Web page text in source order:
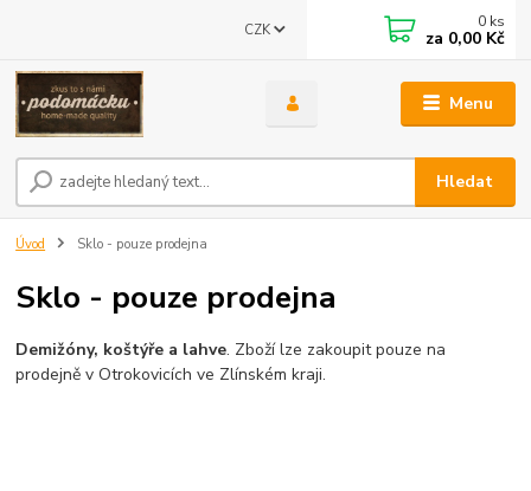
Menu
CZK
Hledat
0 ks
za 0,00 Kč
Úvod Sklo - pouze prodejna
Sklo - pouze prodejna
Demižóny, koštýře a lahve. Zboží lze zakoupit pouze na
prodejně v Otrokovicích ve Zlínském kraji.